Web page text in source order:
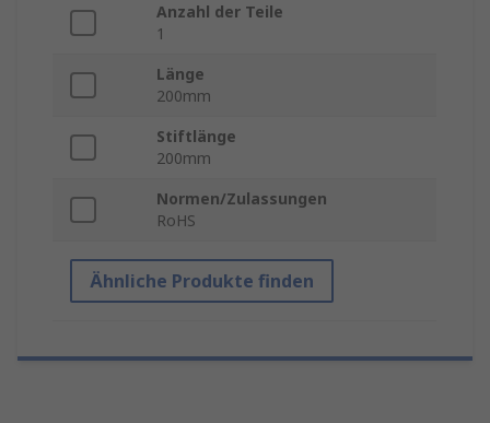
Anzahl der Teile
1
Länge
200mm
Stiftlänge
200mm
Normen/Zulassungen
RoHS
Ähnliche Produkte finden